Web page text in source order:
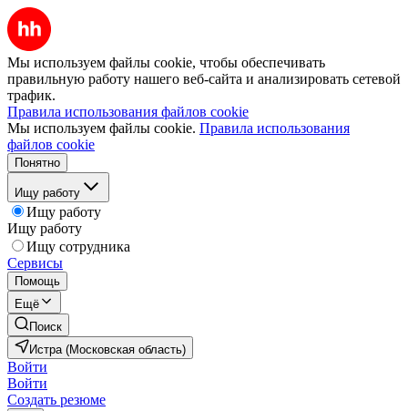
Мы используем файлы cookie, чтобы обеспечивать
правильную работу нашего веб-сайта и анализировать сетевой
трафик.
Правила использования файлов cookie
Мы используем файлы cookie. Правила использования
файлов cookie
Понятно
Ищу работу
Ищу работу
Ищу работу
Ищу сотрудника
Сервисы
Помощь
Ещё
Поиск
Истра (Московская область)
Войти
Войти
Создать резюме